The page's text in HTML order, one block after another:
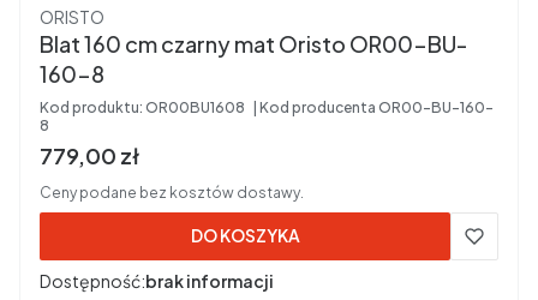
Producent
ORISTO
Blat 160 cm czarny mat Oristo OR00-BU-
160-8
Kod produktu: OR00BU1608 Kod producenta OR00-BU-160-
8
Cena brutto
779,00 zł
Ceny podane bez kosztów dostawy.
DO KOSZYKA
Dostępność:brak informacji